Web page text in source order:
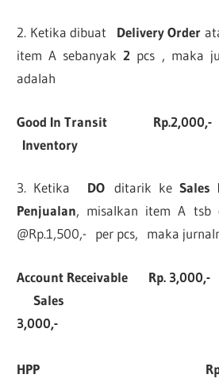
2. Ketika dibuat Delivery Order
item A sebanyak2 pcs , maka
adalah
Good In Transit
Rp.2,000,-
Inventory
3. Ketika DOditarik keSales
Penjualan, misalkan item A tsb
@Rp.1,500,- per pcs, maka
Account Receivable
Rp. 3,000,-
Sales
3,000,-
HPP